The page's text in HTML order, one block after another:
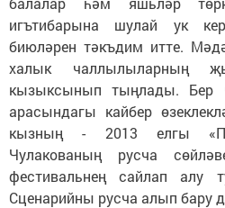
игътибарына шулай ук
биюләрен тәкъдим итте.
халык чаллылыларның
кызыксынып тыңлады. Бер
арасындагы кайбер
кызның - 2013 елгы
Чулакованың русча
фестивальнең сайлап
Сценарийны русча алып бару